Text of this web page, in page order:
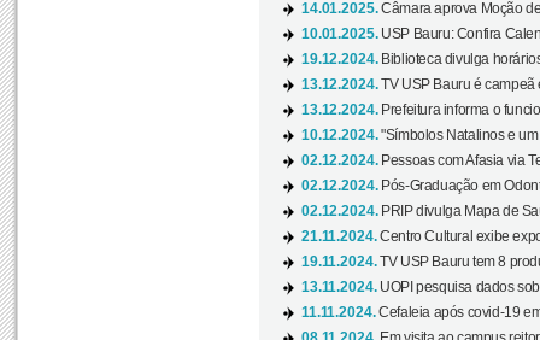
14.01.2025.Câmara aprova Moção
10.01.2025. USP Bauru: Confira
19.12.2024. Biblioteca divulga
13.12.2024.TV USP Bauru é campeã
13.12.2024. Prefeitura informa o
10.12.2024."Símbolos Natalinos e
02.12.2024. Pessoas com Afasia via
02.12.2024. Pós-Graduação em
02.12.2024. PRIP divulga Mapa de
21.11.2024.Centro Cultural exibe
19.11.2024.TV USP Bauru tem 8
13.11.2024. UOPI pesquisa dados
11.11.2024.Cefaleia após covid-19